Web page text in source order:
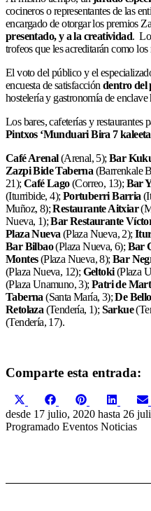
cocineros o representantes de las
encargado de otorgar los premios
presentado, y a la creatividad.
trofeos que les acreditarán como
El voto del público y el
encuesta de satisfaccióndentro del
hostelería y gastronomía de
Los bares, cafeterías y restaurantes
Pintxos ‘Munduari Bira 7
Café Arenal(Arenal, 5);Bar
Zazpi Bide Taberna (Barrenkale
21); Café Lago(Correo, 13); Bar
(Iturribide, 4); Portuberri Barria
Muñoz, 8);Restaurante Aitxiar
Nueva, 1);Bar Restaurante
Plaza Nueva (Plaza Nueva, 2);
Bar Bilbao(Plaza Nueva, 6); Bar
Montes(Plaza Nueva, 8);Bar
(Plaza Nueva, 12); Geltoki(Plaza
(Plaza Unamuno, 3);Patri de
Taberna (Santa María, 3);De
Retolaza (Tendería, 1); Sarkue
(Tendería, 17).
Comparte esta entrada:
Compartir
en
(Twitter)
Compartir
en
FacebookCompartir
en
Pinterest
en
desde 17 julio, 2020 hasta 26
Programado Eventos Noticias